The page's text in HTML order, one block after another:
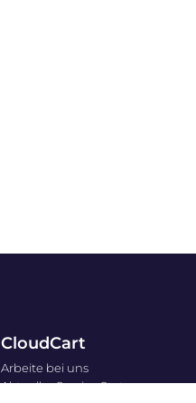
CloudCart
Arbeite bei uns
Aktueller Service Status